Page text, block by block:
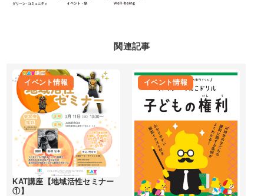
関連記事
イベント情報
KAT講座【地域活性セミナー
①】
イベント情報